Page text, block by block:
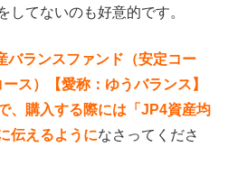
してないのも好意的です。
バランスファンド（安定コー
ス）【愛称：ゆうバランス】
、購入する際には「JP4資産均
伝えるようになさってくださ